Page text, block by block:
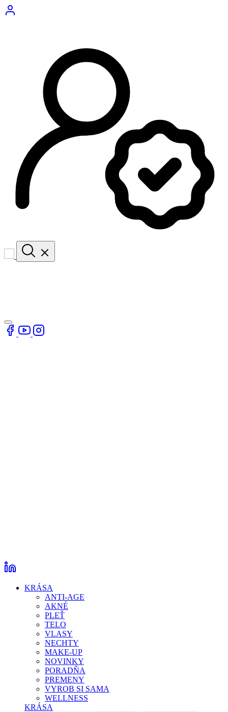
KRÁSA
ANTI-AGE
AKNÉ
PLEŤ
TELO
VLASY
NECHTY
MAKE-UP
NOVINKY
PORADŇA
PREMENY
VYROB SI SAMA
WELLNESS
KRÁSA